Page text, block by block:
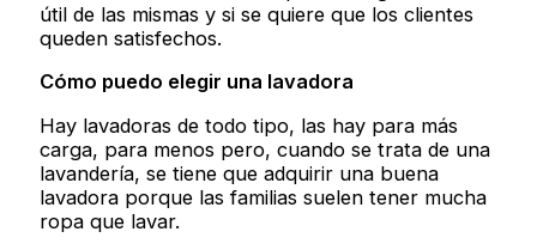
útil de las mismas y si se quiere que los clientes
queden satisfechos.
Cómo puedo elegir una lavadora
Hay lavadoras de todo tipo, las hay para más
carga, para menos pero, cuando se trata de una
lavandería, se tiene que adquirir una buena
lavadora porque las familias suelen tener mucha
ropa que lavar.